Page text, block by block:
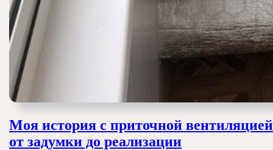
Моя история с приточной
от задумки до реализацииМоя